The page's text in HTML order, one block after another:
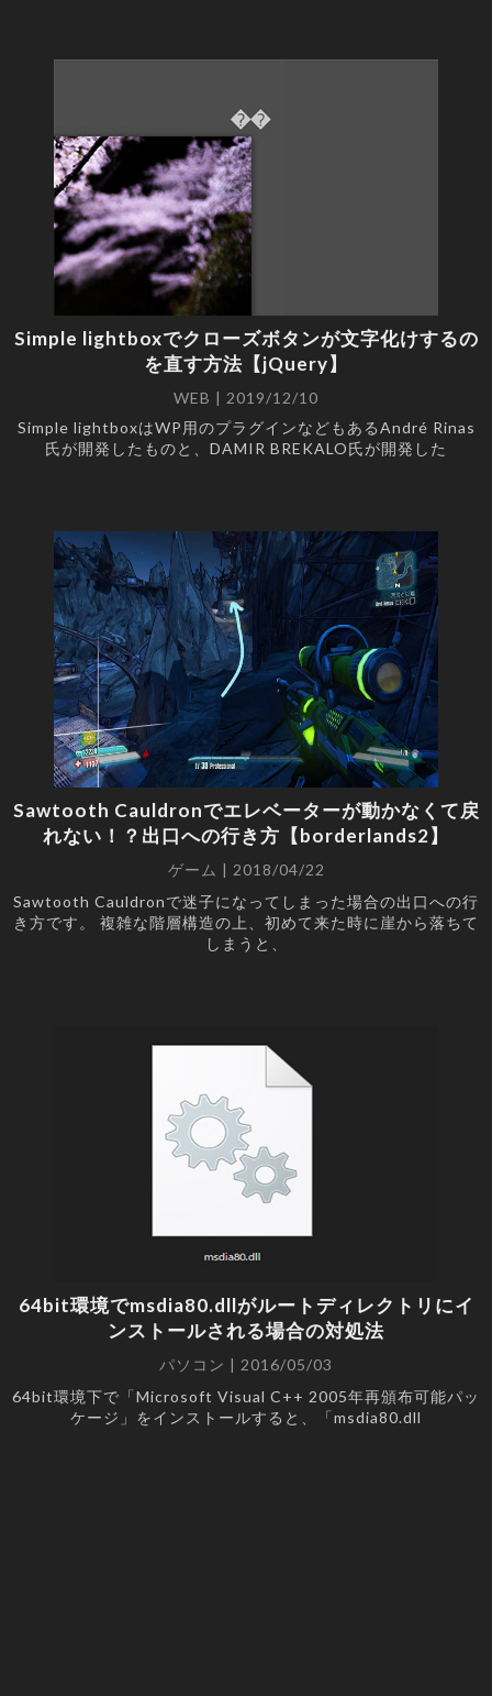
Simple lightboxでクローズボタンが文字化けするの
を直す方法【jQuery】
WEB | 2019/12/10
Simple lightboxはWP用のプラグインなどもあるAndré Rinas
氏が開発したものと、DAMIR BREKALO氏が開発した
Sawtooth Cauldronでエレベーターが動かなくて戻
れない！？出口への行き方【borderlands2】
ゲーム | 2018/04/22
Sawtooth Cauldronで迷子になってしまった場合の出口への行
き方です。 複雑な階層構造の上、初めて来た時に崖から落ちて
しまうと、
64bit環境でmsdia80.dllがルートディレクトリにイ
ンストールされる場合の対処法
パソコン | 2016/05/03
64bit環境下で「Microsoft Visual C++ 2005年再頒布可能パッ
ケージ」をインストールすると、「msdia80.dll